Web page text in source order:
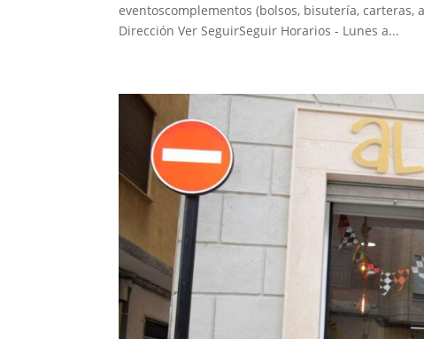
eventoscomplementos (bolsos, bisutería, carteras,
Dirección Ver SeguirSeguir Horarios - Lunes a...